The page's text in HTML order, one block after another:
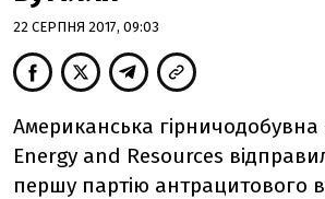
22 СЕРПНЯ 2017, 09:03
Американська гірничодобувна
Energy and Resources
першу партію антрацитового